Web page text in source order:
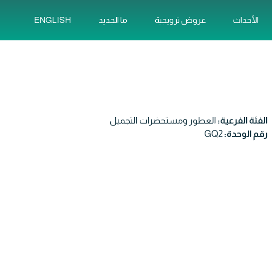
الأحداث عروض ترويجية ما الجديد ENGLISH
الفئة الفرعية: العطور ومستحضرات التجميل
رقم الوحدة:GQ2